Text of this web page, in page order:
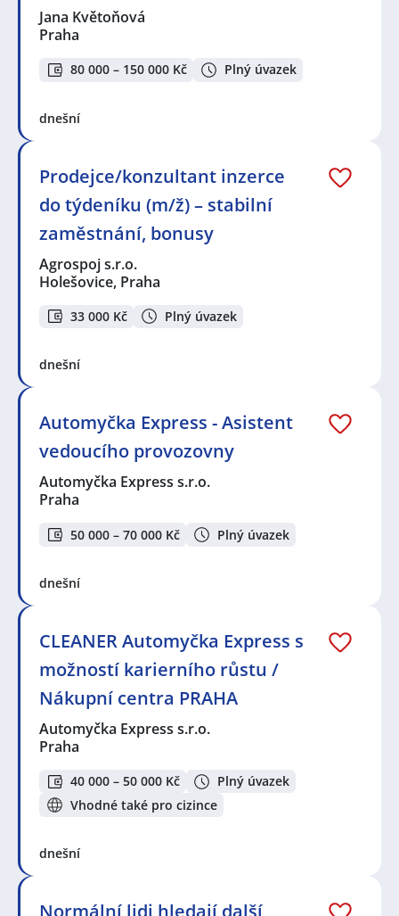
Jana Květoňová
Praha
80 000 – 150 000 Kč Plný úvazek
dnešní
Prodejce/konzultant inzerce
do týdeníku (m/ž) – stabilní
zaměstnání, bonusy
Agrospoj s.r.o.
Holešovice, Praha
33 000 Kč Plný úvazek
dnešní
Automyčka Express - Asistent
vedoucího provozovny
Automyčka Express s.r.o.
Praha
50 000 – 70 000 Kč Plný úvazek
dnešní
CLEANER Automyčka Express s
možností karierního růstu /
Nákupní centra PRAHA
Automyčka Express s.r.o.
Praha
40 000 – 50 000 Kč
Plný úvazek
Vhodné také pro cizince
dnešní
Normální lidi hledají další